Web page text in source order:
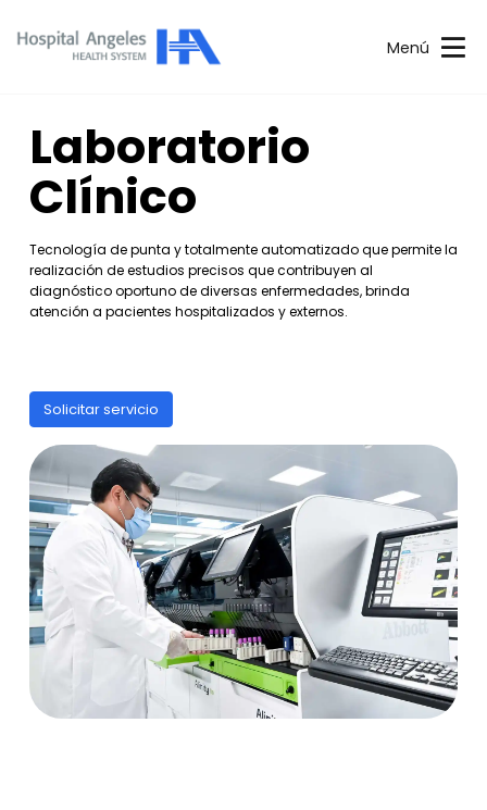
Menú
Laboratorio
Clínico
Tecnología de punta y totalmente automatizado que permite la
realización de estudios precisos que contribuyen al
diagnóstico oportuno de diversas enfermedades, brinda
atención a pacientes hospitalizados y externos.
Solicitar servicio